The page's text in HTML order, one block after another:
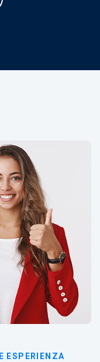
ESPERIENZA